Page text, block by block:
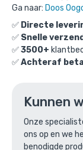
Ga naar: Doos
✅ Directe
✅ Snelle
✅3500+
✅Achteraf
Kunnen
Onze
ons op en we
benodigde
€5,05
€4,17 excl. BTW
Ga naar